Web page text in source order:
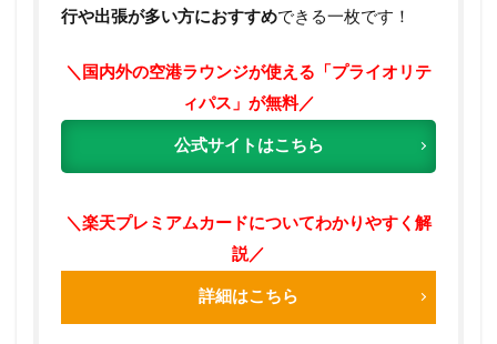
映画
を楽
ンタ
ー
3
行や出張が多い方におすすめできる一枚です！
＼国内外の空港ラウンジが使える「プライオリテ
ィパス」が無料／
公式サイトはこちら
＼楽天プレミアムカードについてわかりやすく解
説／
詳細はこちら